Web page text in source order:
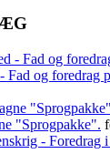
og foredrag
"Sprogpakke".